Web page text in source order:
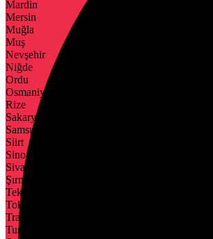
Mardin
Mersin
Muğla
Muş
Nevşehir
Niğde
Ordu
Osmaniye
Rize
Sakarya
Samsun
Siirt
Sinop
Sivas
Şırnak
Tekirdağ
Tokat
Trabzon
Tunceli